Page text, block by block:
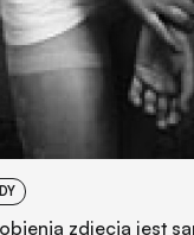
zdjęcia jest